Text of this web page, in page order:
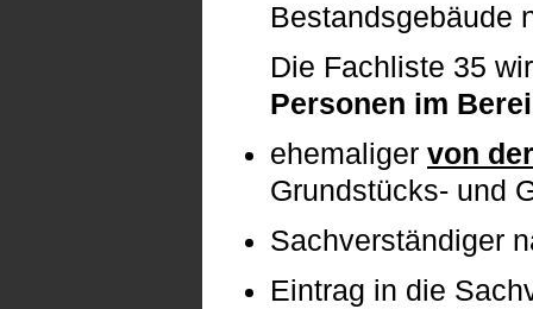
Bestandsgebäude
Die Fachliste 35
Personen im
ehemaliger von
Grundstücks- und
Sachverständiger
Eintrag in die